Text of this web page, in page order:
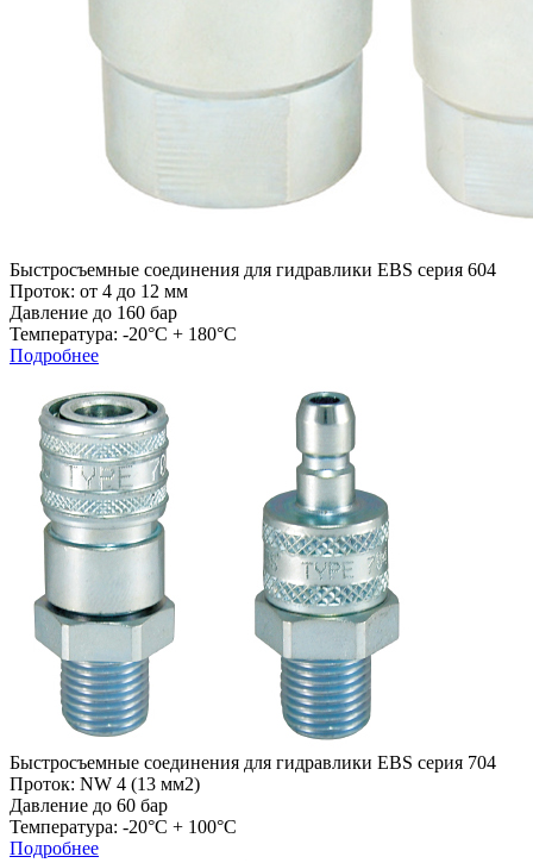
Быстросъемные соединения для гидравлики EBS серия 604
Проток: от 4 до 12 мм
Давление до 160 бар
Температура: -20°C + 180°C
Подробнее
Быстросъемные соединения для гидравлики EBS серия 704
Проток: NW 4 (13 мм2)
Давление до 60 бар
Температура: -20°C + 100°C
Подробнее